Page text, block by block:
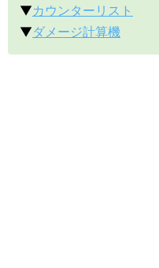
▼カウンターリスト
▼ダメージ計算機